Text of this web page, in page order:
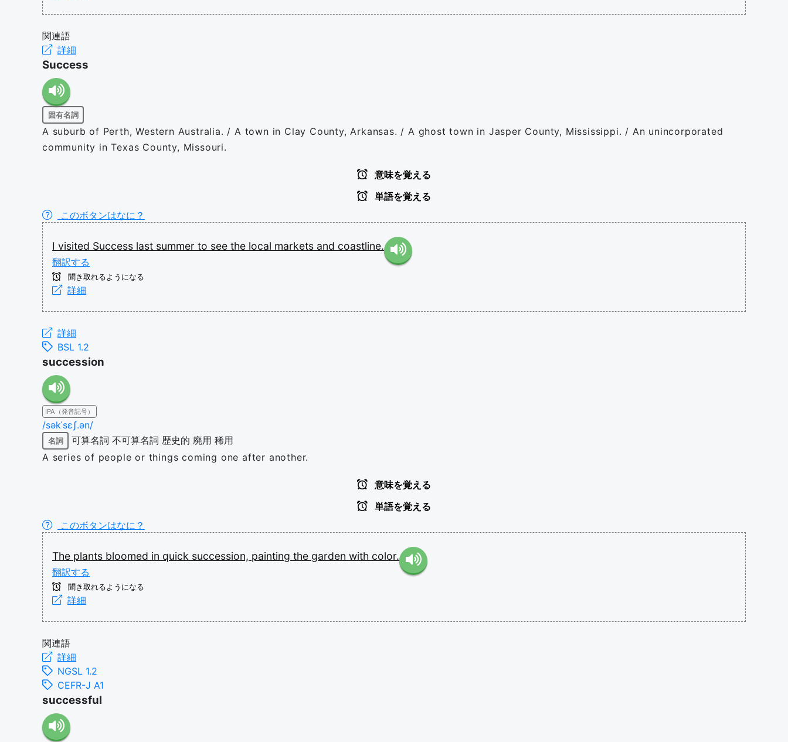
関連語
詳細
Success
固有名詞
A suburb of Perth, Western Australia. / A town in Clay County, Arkansas. / A ghost town in Jasper County, Mississippi. / An unincorporated
community in Texas County, Missouri.
意味を覚える
単語を覚える
このボタンはなに？
I visited Success last summer to see the local markets and coastline.
翻訳する
聞き取れるようになる
詳細
詳細
BSL 1.2
succession
IPA（発音記号）
/səkˈsɛʃ.ən/
名詞 可算名詞 不可算名詞 歴史的 廃用 稀用
A series of people or things coming one after another.
意味を覚える
単語を覚える
このボタンはなに？
The plants bloomed in quick succession, painting the garden with color.
翻訳する
聞き取れるようになる
詳細
関連語
詳細
NGSL 1.2
CEFR-J A1
successful